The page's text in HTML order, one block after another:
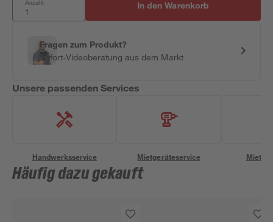
Anzahl: In den Warenkorb
Fragen zum Produkt?
Sofort-Videoberatung aus dem Markt
Unsere passenden Services
Handwerksservice Mietgeräteservice
Häufig dazu gekauft